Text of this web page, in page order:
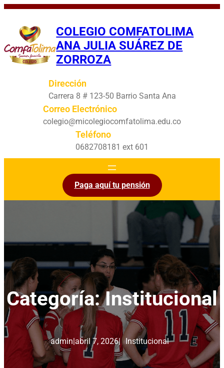
Saltar
contenido
COLEGIO COMFATOLIMA
ANA JULIA SUÁREZ DE
ZORROZA
Dirección
Carrera 8 # 123-50 Barrio Santa Ana
Correo Electrónico
colegio@micolegiocomfatolima.edu.co
Teléfono
0682708181 ext 601
Paga aquí tu pensión
Categoría:Institucional
admin|abril 7, 2026| Institucional